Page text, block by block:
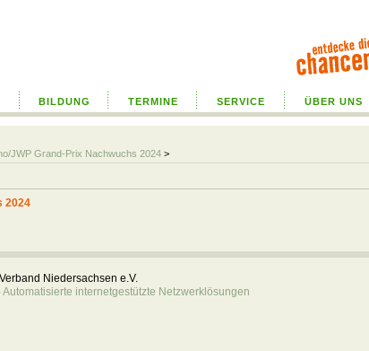
BILDUNG TERMINE SERVICE ÜBER UNS
JWP Grand-Prix Nachwuchs 2024 >
2024
Niedersachsen e.V.
internetgestützte Netzwerklösungen